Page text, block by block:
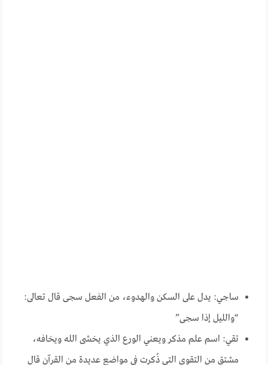
ساجي: يدل على السكن والهدوء، من الفعل سجى قال تعالى:
“والليل إذا سجى”
تقي: اسم علم مذكر ويعني الورع الذي يخشى الله ويخافه،
مشتق من التقوى التي ذُكرت في مواضع عديدة من القرآن قال